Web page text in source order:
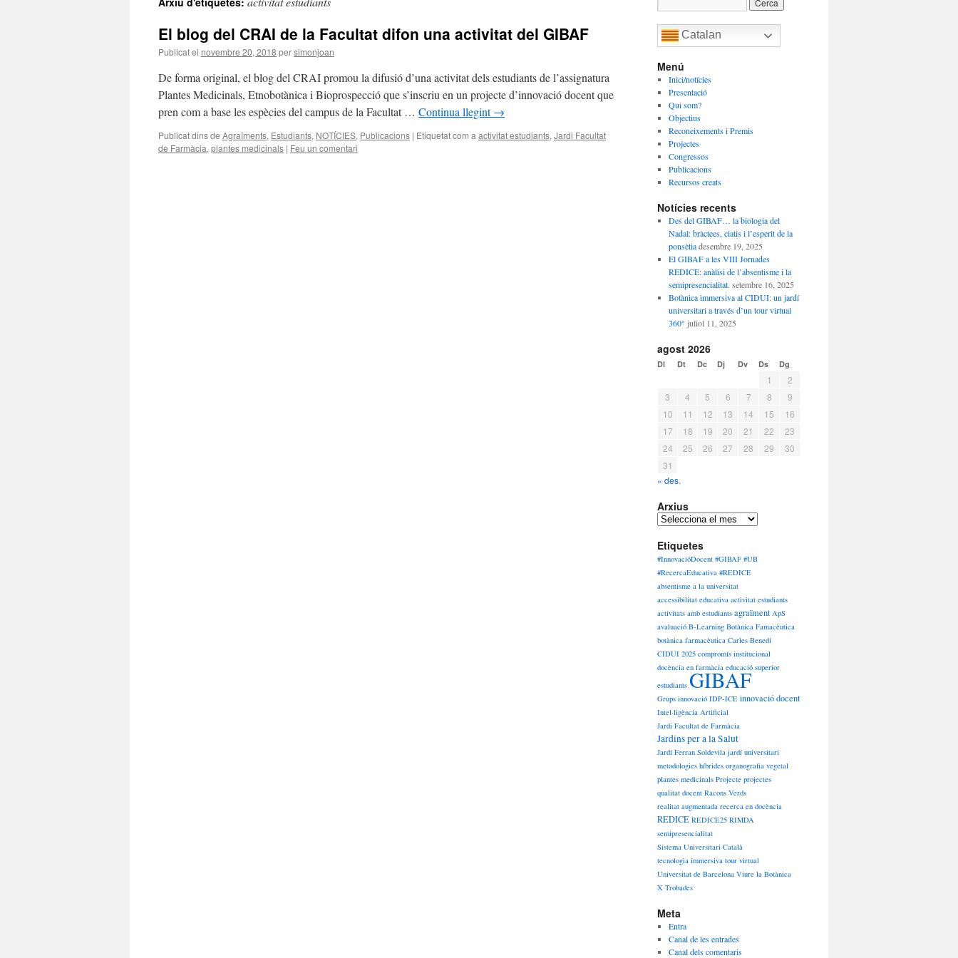
El blog del CRAI de la Facultat difon una activitat del GIBAF
Publicat el novembre 20, 2018 persimonjoan
De forma original, el blog del CRAI promou la difusió d’una activitat dels estudiants de l’assignatura
Plantes Medicinals, Etnobotànica i Bioprospecció que s’inscriu en un projecte d’innovació docent que
pren com a base les espècies del campus de la Facultat … Continua llegint→
Publicat dins de Agraïments, Estudiants, NOTÍCIES, Publicacions | Etiquetat com a activitat estudiants, Jardi Facultat
de Farmàcia, plantes medicinals | Feu un comentari
Catalan
Menú
Inici/notícies
Presentació
Qui som?
Objectius
Reconeixements i Premis
Projectes
Congressos
Publicacions
Recursos creats
Notícies recents
Des del GIBAF… la biologia del
Nadal: bràctees, ciatis i l’esperit de la
ponsètia desembre 19, 2025
El GIBAF a les VIII Jornades
REDICE: anàlisi de l’absentisme i la
semipresencialitat. setembre 16, 2025
Botànica immersiva al CIDUI: un jardí
universitari a través d’un tour virtual
360° juliol 11, 2025
agost 2026
Dl Dt Dc Dj Dv Ds Dg
1
2
3
4 5 6 7 8
9
10
11 12 13 14 15
16
17
18 19 20 21 22
23
24
25 26 27 28 29
30
31
« des.
Arxius
Arxius
Etiquetes
#InnovacióDocent #GIBAF #UB
#RecercaEducativa #REDICE
absentisme a la universitat
accessibilitat educativa activitat estudiants
activitats amb estudiants agraïment ApS
avaluació B-Learning Botànica Famacèutica
botànica farmacèutica Carles Benedí
CIDUI 2025 compromís institucional
docència en farmàcia educació superior
estudiants GIBAF
Grups innovació IDP-ICE innovació docent
Intel·ligència Artificial
Jardi Facultat de Farmàcia
Jardins per a la Salut
Jardí Ferran Soldevila jardí universitari
metodologies híbrides organografia vegetal
plantes medicinals Projecte projectes
qualitat docent Racons Verds
realitat augmentada recerca en docència
REDICE REDICE25 RIMDA
semipresencialitat
Sistema Universitari Català
tecnologia immersiva tour virtual
Universitat de Barcelona Viure la Botànica
X Trobades
Meta
Entra
Canal de les entrades
Canal dels comentaris